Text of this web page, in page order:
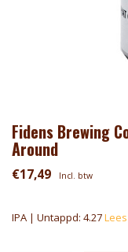
Fidens Brewing
Around
€17,49 Incl. btw
IPA | Untappd: 4.27